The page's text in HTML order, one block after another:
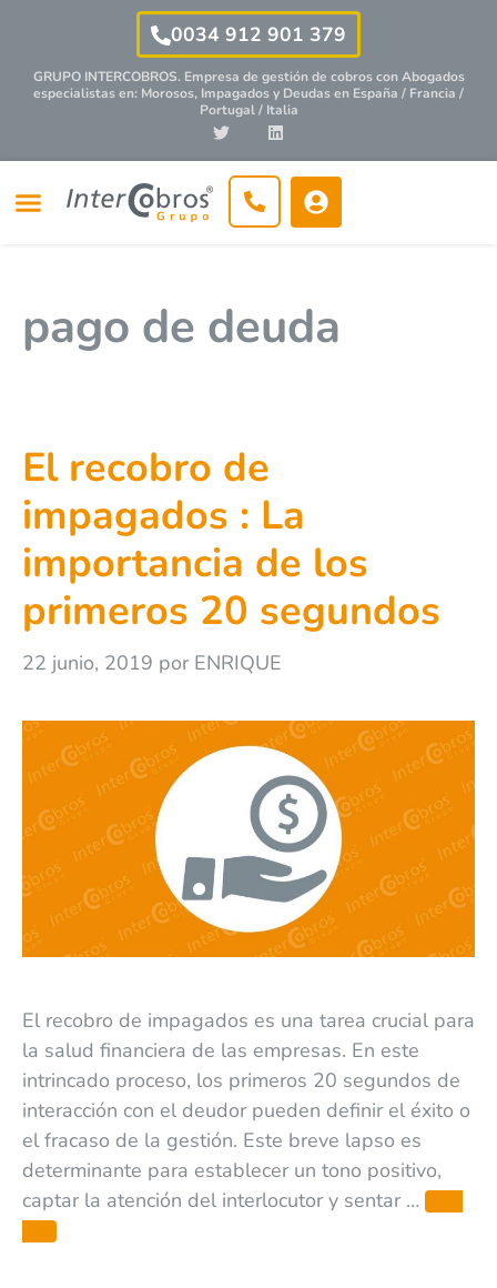
0034 912 901 379
GRUPO INTERCOBROS. Empresa de gestión de cobros conAbogados
especialistasen: Morosos, Impagados y Deudas en España / Francia /
Portugal / Italia
pago de deuda
El recobro de
impagados : La
importancia de los
primeros 20 segundos
22 junio, 2019 por ENRIQUE
El recobro de impagados es una tarea crucial para
la salud financiera de las empresas. En este
intrincado proceso, los primeros 20 segundos de
interacción con el deudor pueden definir el éxito o
el fracaso de la gestión. Este breve lapso es
determinante para establecer un tono positivo,
captar la atención del interlocutor y sentar … Leer
más